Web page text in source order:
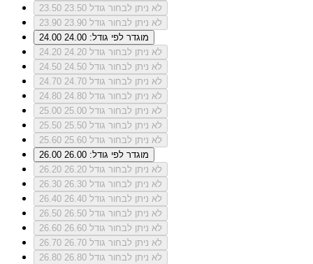
23.50
לא ניתן לבחור גודל 23.50
23.90
לא ניתן לבחור גודל 23.90
24.00
מוגדר לפי גודל: 24.00
24.20
לא ניתן לבחור גודל 24.20
24.50
לא ניתן לבחור גודל 24.50
24.70
לא ניתן לבחור גודל 24.70
24.80
לא ניתן לבחור גודל 24.80
25.00
לא ניתן לבחור גודל 25.00
25.50
לא ניתן לבחור גודל 25.50
25.60
לא ניתן לבחור גודל 25.60
26.00
מוגדר לפי גודל: 26.00
26.20
לא ניתן לבחור גודל 26.20
26.30
לא ניתן לבחור גודל 26.30
26.40
לא ניתן לבחור גודל 26.40
26.50
לא ניתן לבחור גודל 26.50
26.60
לא ניתן לבחור גודל 26.60
26.70
לא ניתן לבחור גודל 26.70
26.80
לא ניתן לבחור גודל 26.80